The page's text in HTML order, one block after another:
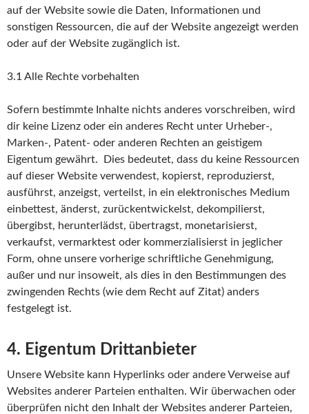
auf der Website sowie die Daten, Informationen und
sonstigen Ressourcen, die auf der Website angezeigt werden
oder auf der Website zugänglich ist.
3.1 Alle Rechte vorbehalten
Sofern bestimmte Inhalte nichts anderes vorschreiben, wird
dir keine Lizenz oder ein anderes Recht unter Urheber-,
Marken-, Patent- oder anderen Rechten an geistigem
Eigentum gewährt. Dies bedeutet, dass du keine Ressourcen
auf dieser Website verwendest, kopierst, reproduzierst,
ausführst, anzeigst, verteilst, in ein elektronisches Medium
einbettest, änderst, zurückentwickelst, dekompilierst,
übergibst, herunterlädst, übertragst, monetarisierst,
verkaufst, vermarktest oder kommerzialisierst in jeglicher
Form, ohne unsere vorherige schriftliche Genehmigung,
außer und nur insoweit, als dies in den Bestimmungen des
zwingenden Rechts (wie dem Recht auf Zitat) anders
festgelegt ist.
4. Eigentum Drittanbieter
Unsere Website kann Hyperlinks oder andere Verweise auf
Websites anderer Parteien enthalten. Wir überwachen oder
überprüfen nicht den Inhalt der Websites anderer Parteien,